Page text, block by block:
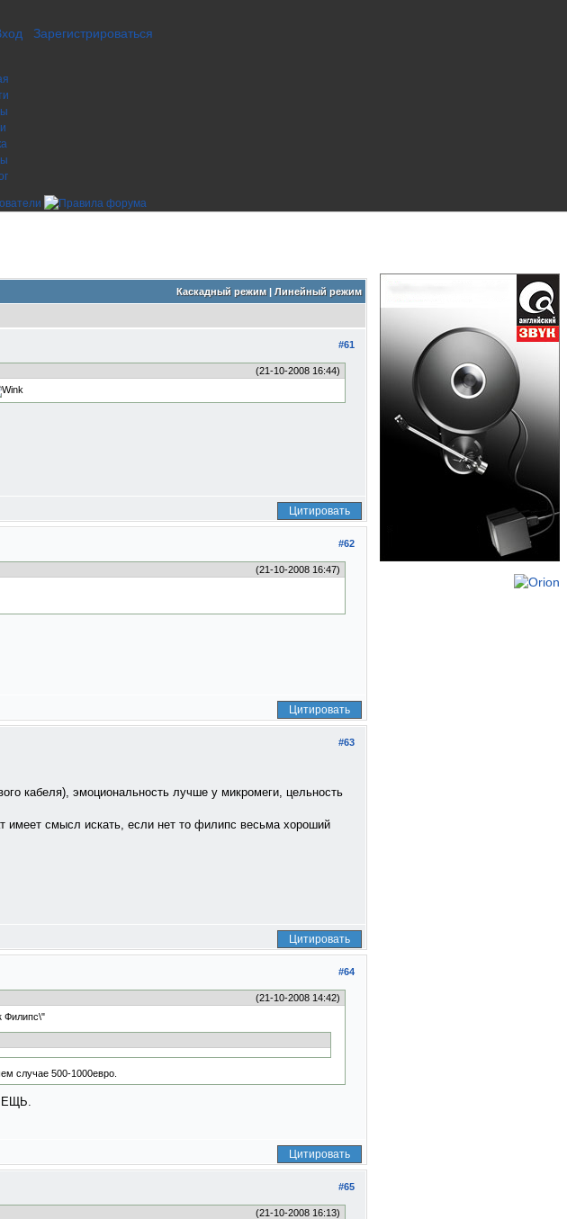
Зарегистрироваться
Каскадный режим| Линейный режим
#61
(21-10-2008 16:44)
Цитировать
#62
(21-10-2008 16:47)
Цитировать
#63
кабеля), эмоциональность лучше у микромеги, цельность
имеет смысл искать, если нет то филипс весьма хороший
Цитировать
#64
(21-10-2008 14:42)
Филипс\"
случае 500-1000евро.
Цитировать
#65
(21-10-2008 16:13)